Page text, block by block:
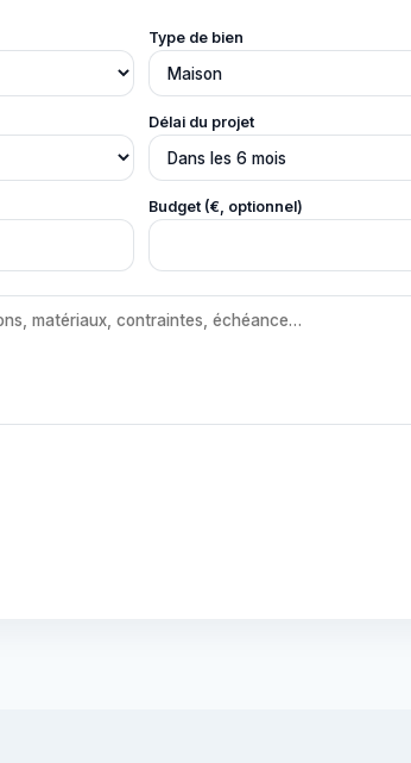
Type de bien
Délai du projet
Budget (€, optionnel)